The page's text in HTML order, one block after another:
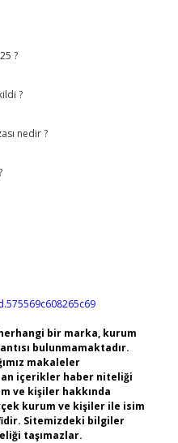
?
?
nedir ?
bir marka, kurum
bulunmamaktadır.
makaleler
içerikler haber niteliği
ve kişiler hakkında
kurum ve kişiler ile isim
Sitemizdeki bilgiler
taşımazlar.